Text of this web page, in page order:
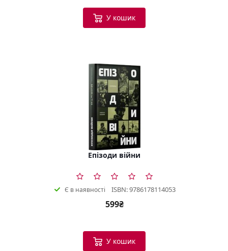
У кошик
Епізоди війни
Є в наявності ISBN: 9786178114053
599₴
У кошик